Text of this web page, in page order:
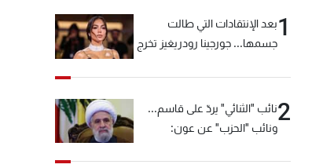
1بعد الإنتقادات التي طالت
جسمها... جورجينا رودريغيز تخرج
2نائب "الثنائي" يردّ على قاسم...
ونائب "الحزب" عن عون: